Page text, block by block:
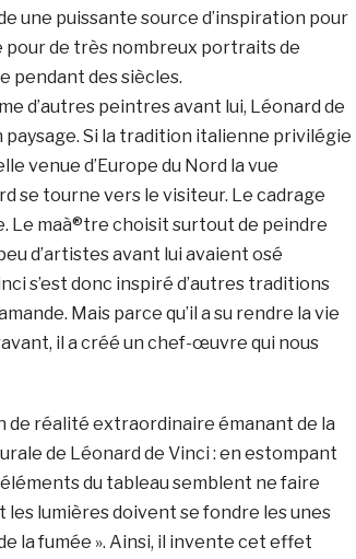
une puissante source d’inspiration pour
de très nombreux portraits de
pendant des siècles.
d’autres peintres avant lui, Léonard de
Si la tradition italienne privilégie
venue d’Europe du Nord la vue
se tourne vers le visiteur. Le cadrage
Le maà®tre choisit surtout de peindre
d’artistes avant lui avaient osé
s’est donc inspiré d’autres traditions
Mais parce qu’il a su rendre la vie
il a créé un chef-œuvre qui nous
de réalité extraordinaire émanant de la
de Léonard de Vinci : en estompant
du tableau semblent ne faire
les lumières doivent se fondre les unes
la fumée ». Ainsi, il invente cet effet